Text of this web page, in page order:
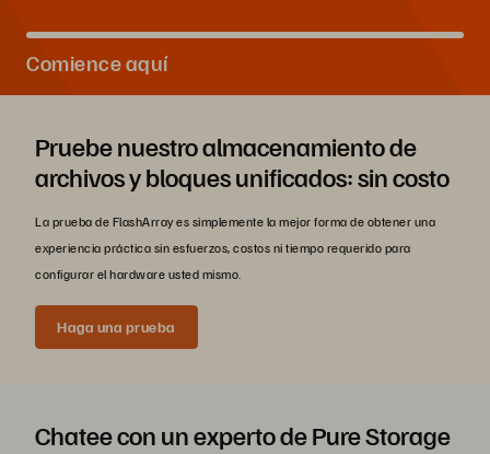
Comience aquí
Pruebe nuestro almacenamiento de
archivos y bloques unificados: sin costo
La prueba de FlashArray es simplemente la mejor forma de obtener una
experiencia práctica sin esfuerzos, costos ni tiempo requerido para
configurar el hardware usted mismo.
Haga una prueba
Chatee con un experto de Pure Storage